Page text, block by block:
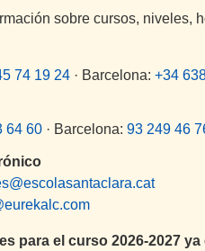
sobre cursos, niveles,
74 19 24 · Barcelona: +34
64 60 · Barcelona: 93 249 46
para el curso 2026-2027